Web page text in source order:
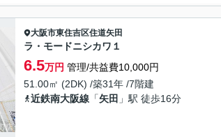
大阪市東住吉区住道矢田
ラ・モードニシカワ１
6.5万円 管理/共益費10,000円
51.00㎡ (2DK) /築31年 /7階建
近鉄南大阪線 「矢田 」駅 徒歩16分